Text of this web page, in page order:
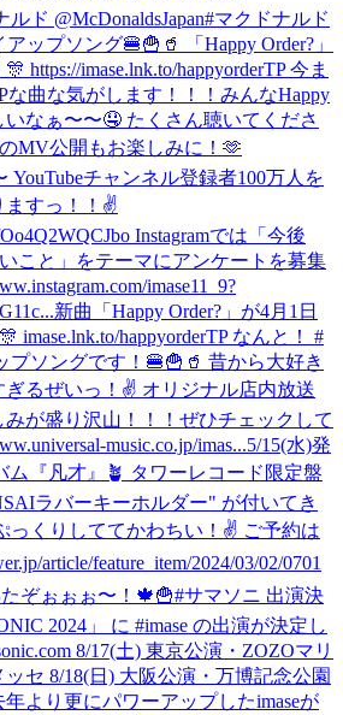
ド @McDonaldsJapan#マクドナルド
アップソング🍔🍟🥤 「Happy Order?」
https://imase.lnk.to/happyorderTP 今ま
な曲な気がします！！！みんなHappy
なぁ〜〜🤤 たくさん聴いてくださ
MV公開もお楽しみに！🫶
YouTubeチャンネル登録者100万人を
ますっ！！✌️
Instagramでは「今後
こと」をテーマにアンケートを募集
imase11_9?
新曲「Happy Order?」が4月1日
imase.lnk.to/happyorderTP なんと！ #
プソングです！🍔🍟🥤 昔から大好き
ぎるぜいっ！✌️ オリジナル店内放送
が盛り沢山！！！ぜひチェックして
music.co.jp/imas...5/15(水)発
ム『凡才』🪴 タワーレコード限定盤
ラバーキーホルダー" が付いてき
っくりしててかわちい！✌️ ご予約は
article/feature_item/2024/03/02/0701
ぞぉぉぉ〜！🍁🍟#サマソニ 出演決
2024」 に #imase の出演が決定し
8/17(土) 東京公演・ZOZOマリ
セ 8/18(日) 大阪公演・万博記念公園
より更にパワーアップしたimaseが